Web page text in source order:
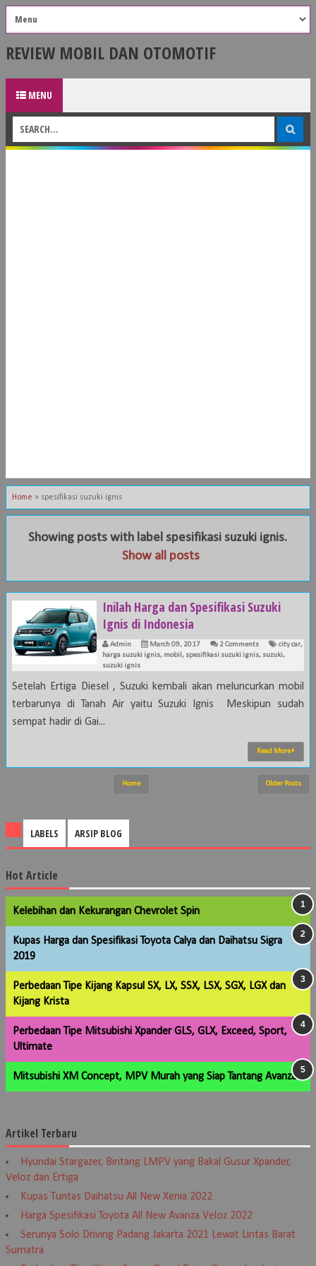
REVIEW MOBIL DAN OTOMOTIF
MENU
Home » spesifikasi suzuki ignis
Showing posts with label spesifikasi suzuki ignis.
Show all posts
Inilah Harga dan Spesifikasi Suzuki
Ignis di Indonesia
Admin March 09, 2017 2 Comments city car,
harga suzuki ignis, mobil , spesifikasi suzuki ignis, suzuki,
suzuki ignis
Setelah Ertiga Diesel , Suzuki kembali akan meluncurkan mobil
terbarunya di Tanah Air yaitu Suzuki Ignis Meskipun sudah
sempat hadir di Gai...
Read More
Older Posts
Home
LABELS ARSIP BLOG
Hot Article
Kelebihan dan Kekurangan Chevrolet Spin
Kupas Harga dan Spesifikasi Toyota Calya dan Daihatsu Sigra
2019
Perbedaan Tipe Kijang Kapsul SX, LX, SSX, LSX, SGX, LGX dan
Kijang Krista
Perbedaan Tipe Mitsubishi Xpander GLS, GLX, Exceed, Sport,
Ultimate
Mitsubishi XM Concept, MPV Murah yang Siap Tantang Avanza
Artikel Terbaru
Hyundai Stargazer, Bintang LMPV yang Bakal Gusur Xpander,
Veloz dan Ertiga
Kupas Tuntas Daihatsu All New Xenia 2022
Harga Spesifikasi Toyota All New Avanza Veloz 2022
Serunya Solo Driving Padang Jakarta 2021 Lewat Lintas Barat
Sumatra